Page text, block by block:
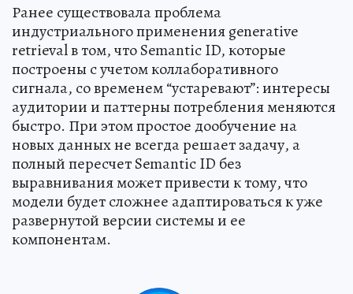
Ранее существовала проблема
индустриального применения generative
retrieval в том, что Semantic ID, которые
построены с учетом коллаборативного
сигнала, со временем “устаревают”: интересы
аудитории и паттерны потребления меняются
быстро. При этом простое дообучение на
новых данных не всегда решает задачу, а
полный пересчет Semantic ID без
выравнивания может привести к тому, что
модели будет сложнее адаптироваться к уже
развернутой версии системы и ее
компонентам.